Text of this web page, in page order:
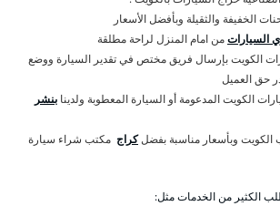
الخفيفة والثقيلة وبأفضل الأسعار
السياراتمن امام المنزل لراحة مطلقة
الكويت بإرسال فريق مختص في تقدير السيارة ووضع
حق العميل
الكويت المدعومة أو السيارة المعطوبة ولدينا بنشر
وبأسعار مناسبة بفضلكراج مكتب شراء سيارة
الكثير من الخدمات مثل: